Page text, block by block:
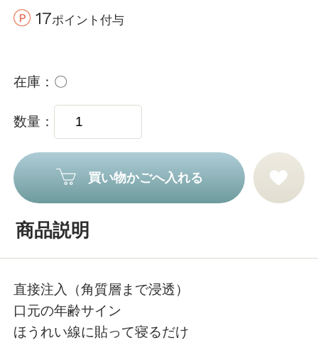
17ポイント付与
在庫 〇
数量
買い物かごへ入れる
商品説明
直接注入（角質層まで浸透）
口元の年齢サイン
ほうれい線に貼って寝るだけ